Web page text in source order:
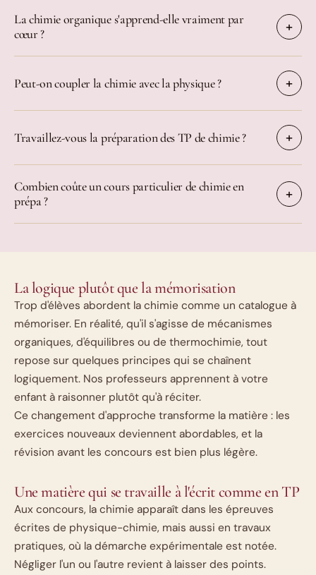
La chimie organique s'apprend-elle vraiment par
cœur ?
Peut-on coupler la chimie avec la physique ?
Travaillez-vous la préparation des TP de chimie ?
Combien coûte un cours particulier de chimie en
prépa ?
La logique plutôt que la mémorisation
Trop d'élèves abordent la chimie comme un catalogue à
mémoriser. En réalité, qu'il s'agisse de mécanismes
organiques, d'équilibres ou de thermochimie, tout
repose sur quelques principes qui se chaînent
logiquement. Nos professeurs apprennent à votre
enfant à raisonner plutôt qu'à réciter.
Ce changement d'approche transforme la matière : les
exercices nouveaux deviennent abordables, et la
révision avant les concours est bien plus légère.
Une matière qui se travaille à l'écrit comme en TP
Aux concours, la chimie apparaît dans les épreuves
écrites de physique-chimie, mais aussi en travaux
pratiques, où la démarche expérimentale est notée.
Négliger l'un ou l'autre revient à laisser des points.